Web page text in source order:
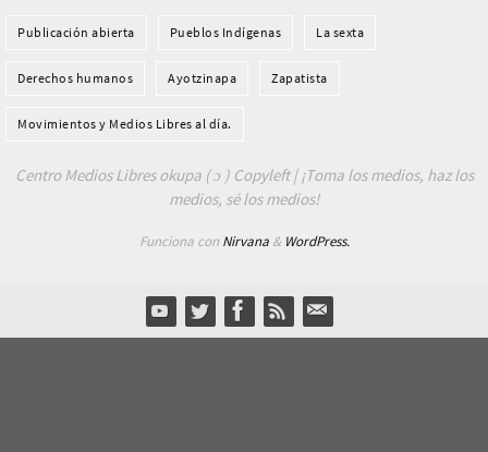
Publicación abierta Pueblos Indí­genas La sexta
Derechos humanos Ayotzinapa Zapatista
Movimientos y Medios Libres al día.
Centro Medios Libres okupa ( ɔ ) Copyleft | ¡Toma los medios, haz los
medios, sé los medios!
Funciona con Nirvana& WordPress.